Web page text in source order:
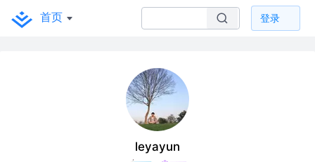
首页 登录
leyayun